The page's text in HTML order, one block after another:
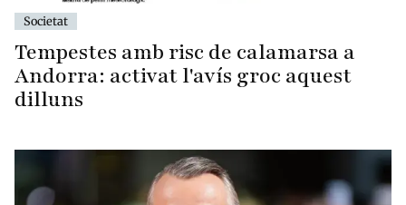
Societat
Tempestes amb risc de calamarsa a
Andorra: activat l'avís groc aquest
dilluns